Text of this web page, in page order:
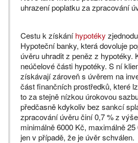
uhrazení poplatku za zpracování
Cestu k získáníhypotéky
Hypoteční banky, která dovoluje
úvěru uhradit z peněz z hypotéky.
neúčelové části hypotéky. S ní
získávají zároveň s úvěrem na
část finančních prostředků, které
to za stejně nízkou úrokovou
předčasně kdykoliv bez sankcí
zpracování úvěru činí 0,7 % z
minimálně 6000 Kč, maximálně
jen v případě, že je úvěr schválen.